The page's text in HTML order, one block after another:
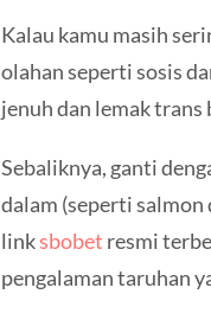
Kalau kamu masih
olahan seperti sosis
jenuh dan lemak
Sebaliknya, ganti
dalam (seperti salmon
linksbobet resmi
pengalaman taruhan